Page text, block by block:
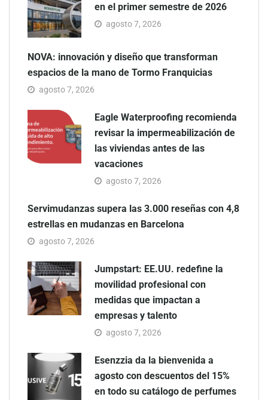
en el primer semestre de 2026
agosto 7, 2026
NOVA: innovación y diseño que transforman
espacios de la mano de Tormo Franquicias
agosto 7, 2026
Eagle Waterproofing recomienda
revisar la impermeabilización de
las viviendas antes de las
vacaciones
agosto 7, 2026
Servimudanzas supera las 3.000 reseñas con 4,8
estrellas en mudanzas en Barcelona
agosto 7, 2026
Jumpstart: EE.UU. redefine la
movilidad profesional con
medidas que impactan a
empresas y talento
agosto 7, 2026
Esenzzia da la bienvenida a
agosto con descuentos del 15%
en todo su catálogo de perfumes